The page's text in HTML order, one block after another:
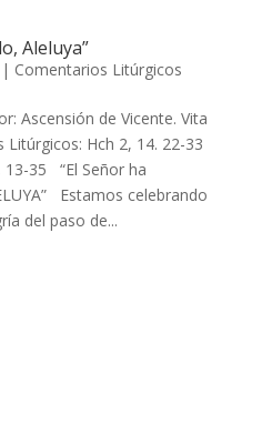
Aleluya”
| Comentarios Litúrgicos
Ascensión de Vicente. Vita
Hch 2, 14. 22-33
13-35 “El Señor ha
Estamos celebrando
del paso de...